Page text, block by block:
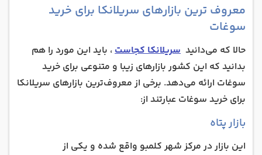
معروف ترین بازار‌های سریلانکا برای خرید
سوغات
حالا که می‌دانید سریلانکا کجاست، باید این مورد را هم
بدانید که این کشور بازارهای زیبا و متنوعی برای خرید
سوغات ارائه می‌دهد. برخی از معروف‌ترین بازارهای سریلانکا
برای خرید سوغات عبارتند از:
بازار پتاه
این بازار در مرکز شهر کلمبو واقع شده و یکی از